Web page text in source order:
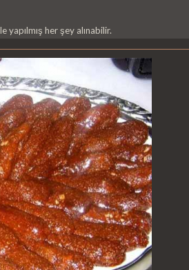
yapılmış her şey alınabilir.